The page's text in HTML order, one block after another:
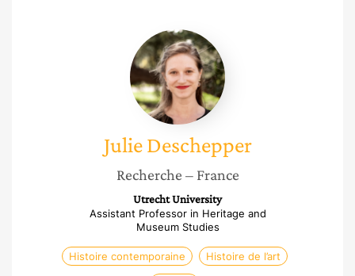
Julie
Deschepper
Julie Deschepper
Recherche – France
Utrecht University
Assistant Professor in Heritage and
Museum Studies
Histoire contemporaine Histoire de l’art